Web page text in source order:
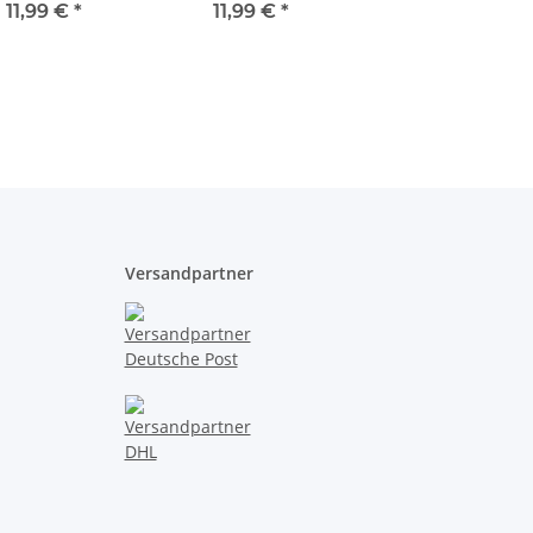
Polizei,
11,99 € *
beleuchtet Polizei,
11,99 € *
Versandpartner